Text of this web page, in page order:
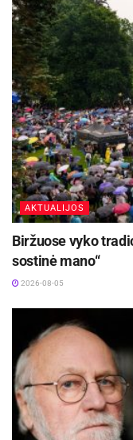
pasakojimą apie
savitumą parodoje
Spalio–lapkričio
lankytojų lauks ir
paroda, paskaitos,
Renginys yra projekto
tapatumas” dalis.
taryba ir Radviliškio
Aktualios naujienos
Kauno
ir
2026-
iąjį
2026-
AKTUALIJOS
Biržuose vyko
sostinė mano“
2026-08-05